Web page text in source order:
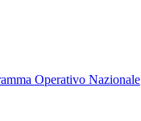
Operativo Nazionale